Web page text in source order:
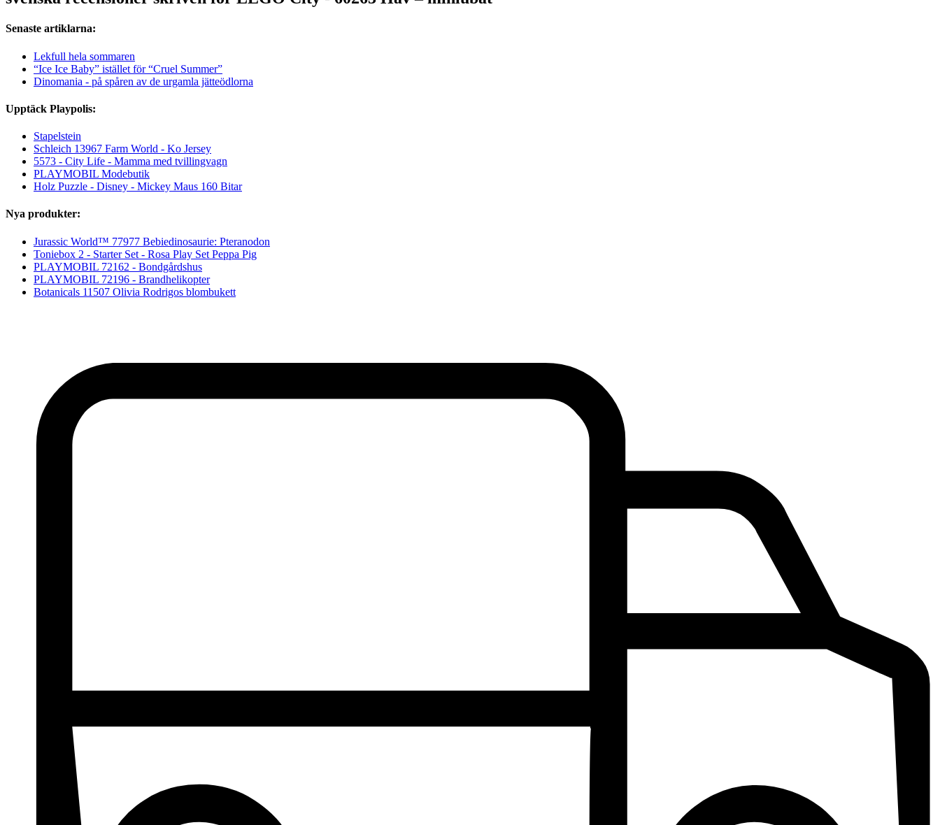
Senaste artiklarna:
Lekfull hela sommaren
“Ice Ice Baby” istället för “Cruel Summer”
Dinomania - på spåren av de urgamla jätteödlorna
Upptäck Playpolis:
Stapelstein
Schleich 13967 Farm World - Ko Jersey
5573 - City Life - Mamma med tvillingvagn
PLAYMOBIL Modebutik
Holz Puzzle - Disney - Mickey Maus 160 Bitar
Nya produkter:
Jurassic World™ 77977 Bebiedinosaurie: Pteranodon
Toniebox 2 - Starter Set - Rosa Play Set Peppa Pig
PLAYMOBIL 72162 - Bondgårdshus
PLAYMOBIL 72196 - Brandhelikopter
Botanicals 11507 Olivia Rodrigos blombukett